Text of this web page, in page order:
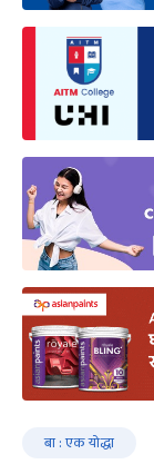
बा : एक योद्धा